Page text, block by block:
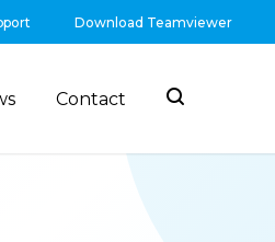
Download Teamviewer
Contact